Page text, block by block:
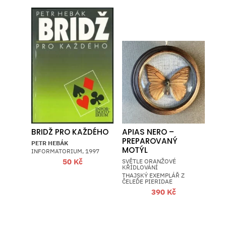
BRIDŽ PRO KAŽDÉHO
PETR HEBÁK
INFORMATORIUM, 1997
50 Kč
APIAS NERO –
PREPAROVANÝ
MOTÝL
SVĚTLE ORANŽOVÉ
KŘÍDLOVÁNÍ
THAJSKÝ EXEMPLÁŘ Z
ČELEĎE PIERIDAE
390 Kč